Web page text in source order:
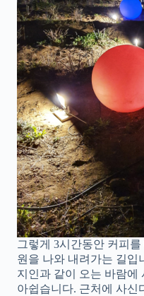
그렇게 3시간동안 커피
원을 나와 내려가는 길입
지인과 같이 오는 바람에
아쉽습니다. 근처에 사신